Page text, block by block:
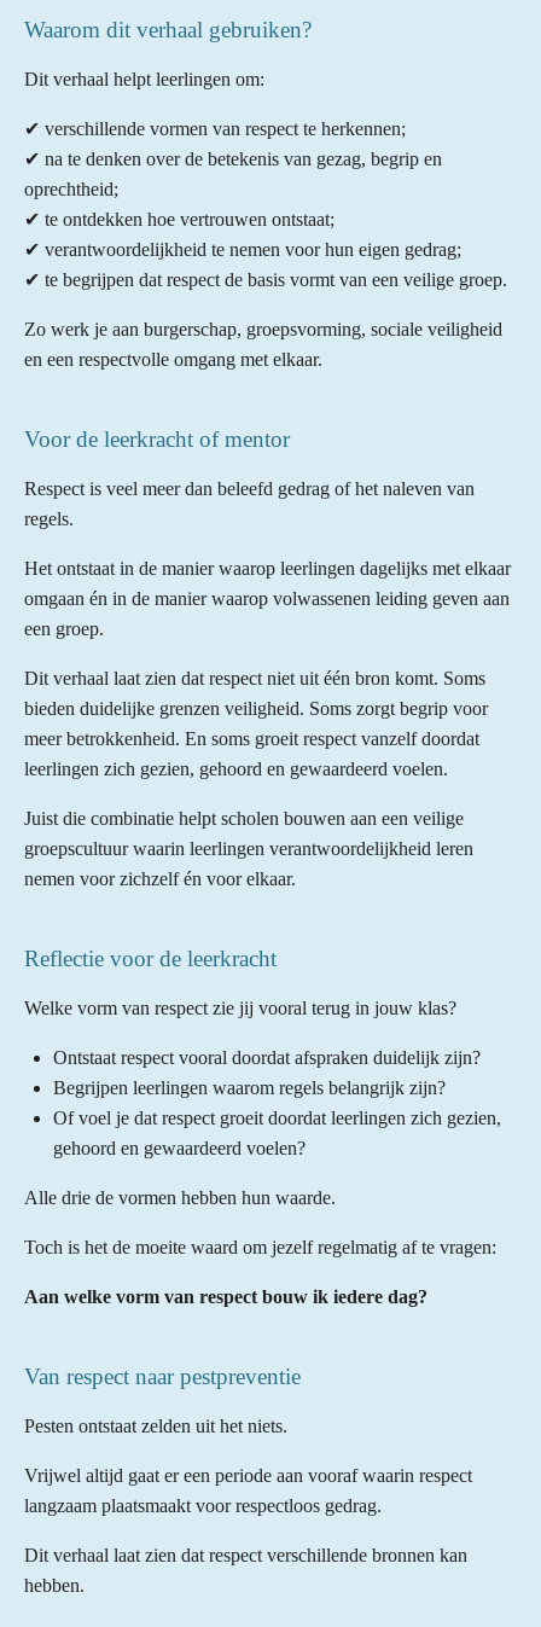
Waarom dit verhaal gebruiken?
Dit verhaal helpt leerlingen om:
✔ verschillende vormen van respect te herkennen;
✔ na te denken over de betekenis van gezag, begrip en
oprechtheid;
✔ te ontdekken hoe vertrouwen ontstaat;
✔ verantwoordelijkheid te nemen voor hun eigen gedrag;
✔ te begrijpen dat respect de basis vormt van een veilige groep.
Zo werk je aan burgerschap, groepsvorming, sociale veiligheid
en een respectvolle omgang met elkaar.
Voor de leerkracht of mentor
Respect is veel meer dan beleefd gedrag of het naleven van
regels.
Het ontstaat in de manier waarop leerlingen dagelijks met elkaar
omgaan én in de manier waarop volwassenen leiding geven aan
een groep.
Dit verhaal laat zien dat respect niet uit één bron komt. Soms
bieden duidelijke grenzen veiligheid. Soms zorgt begrip voor
meer betrokkenheid. En soms groeit respect vanzelf doordat
leerlingen zich gezien, gehoord en gewaardeerd voelen.
Juist die combinatie helpt scholen bouwen aan een veilige
groepscultuur waarin leerlingen verantwoordelijkheid leren
nemen voor zichzelf én voor elkaar.
Reflectie voor de leerkracht
Welke vorm van respect zie jij vooral terug in jouw klas?
Ontstaat respect vooral doordat afspraken duidelijk zijn?
Begrijpen leerlingen waarom regels belangrijk zijn?
Of voel je dat respect groeit doordat leerlingen zich gezien,
gehoord en gewaardeerd voelen?
Alle drie de vormen hebben hun waarde.
Toch is het de moeite waard om jezelf regelmatig af te vragen:
Aan welke vorm van respect bouw ik iedere dag?
Van respect naar pestpreventie
Pesten ontstaat zelden uit het niets.
Vrijwel altijd gaat er een periode aan vooraf waarin respect
langzaam plaatsmaakt voor respectloos gedrag.
Dit verhaal laat zien dat respect verschillende bronnen kan
hebben.